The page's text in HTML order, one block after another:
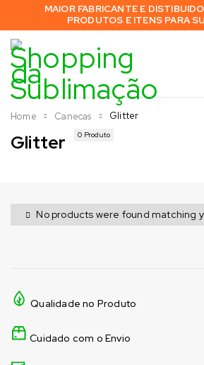
MAIOR FABRICANTE E
PRODUTOS E ITENS PARA
Glitter 0 Produto
Home Canecas Glitter
No products were found matching
Qualidade no Produto
Cuidado com o Envio